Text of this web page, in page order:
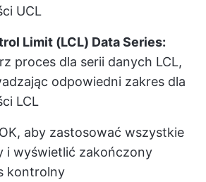
UCL
Limit (LCL) Data Series:
proces dla serii danych LCL,
odpowiedni zakres dla
LCL
aby zastosować wszystkie
i wyświetlić zakończony
kontrolny